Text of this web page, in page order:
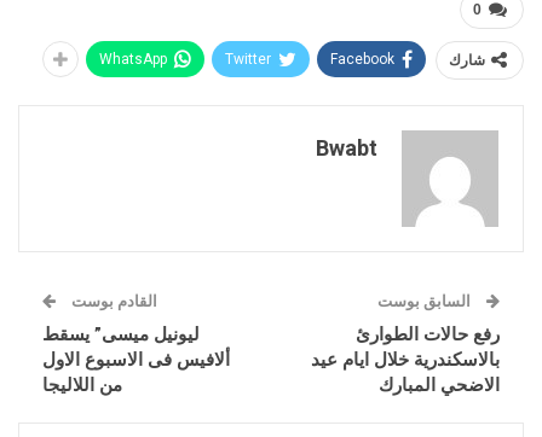
0
شارك Facebook
Twitter
WhatsApp
Bwabt
السابق بوست
رفع حالات الطوارئ
بالاسكندرية خلال ايام عيد
الاضحي المبارك
القادم بوست
ليونيل ميسى” يسقط
ألافيس فى الاسبوع الاول
من اللاليجا